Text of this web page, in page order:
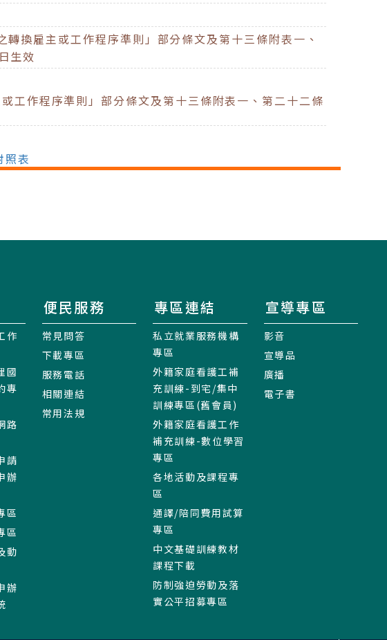
換雇主或工作程序準則」部分條文及第十三條附表一、
生效
工作程序準則」部分條文及第十三條附表一、第二十二條
表
作
國
專
路
請
辦
區
區
動
辦
便民服務
常見問答
下載專區
服務電話
相關連結
常用法規
專區連結
私立就業服務機構
專區
外籍家庭看護工補
充訓練-到宅/集中
訓練專區(舊會員)
外籍家庭看護工作
補充訓練-數位學習
專區
各地活動及課程專
區
通譯/陪同費用試算
專區
中文基礎訓練教材
課程下載
防制強迫勞動及落
實公平招募專區
宣導專區
影音
宣導品
廣播
電子書